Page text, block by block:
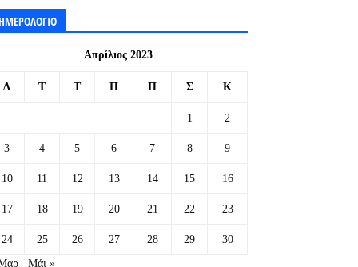
Απρίλιος 2023
Δ Τ Τ Π Π Σ Κ
1 2
3 4 5 6 7 8 9
10 11 12 13 14 15 16
17 18 19 20 21 22 23
24 25 26 27 28 29
30
Μάι »